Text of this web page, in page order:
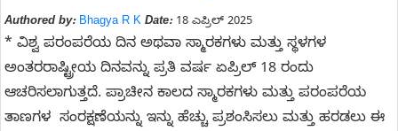
Authored by: Bhagya R K Date:18 ಎಪ್ರಿಲ್ 2025
* ವಿಶ್ವ ಪರಂಪರೆಯ ದಿನ ಅಥವಾ ಸ್ಮಾರಕಗಳು ಮತ್ತು ಸ್ಥಳಗಳ
ಅಂತರರಾಷ್ಟ್ರೀಯ ದಿನವನ್ನು ಪ್ರತಿ ವರ್ಷ ಏಪ್ರಿಲ್ 18 ರಂದು
ಆಚರಿಸಲಾಗುತ್ತದೆ. ಪ್ರಾಚೀನ ಕಾಲದ ಸ್ಮಾರಕಗಳು ಮತ್ತು ಪರಂಪರೆಯ
ತಾಣಗಳ ಸಂರಕ್ಷಣೆಯನ್ನು ಇನ್ನು ಹೆಚ್ಚು ಪ್ರಶಂಸಿಸಲು ಮತ್ತು ಹರಡಲು ಈ